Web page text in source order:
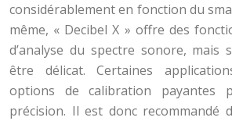
considérablement en fonction du
même, « Decibel X » offre des
d’analyse du spectre sonore, mais
être délicat. Certaines
options de calibration payantes
précision. Il est donc recommandé